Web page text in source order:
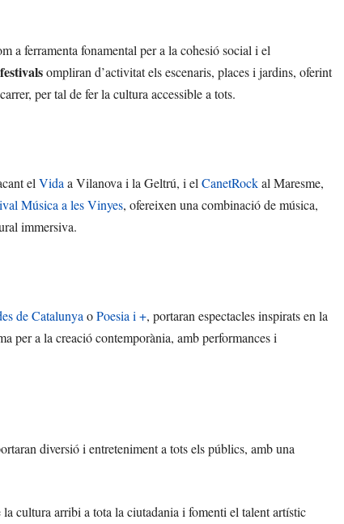
a ferramenta fonamental per a la cohesió social i el
festivalsompliran d’activitat els escenaris, places i jardins, oferint
per tal de fer la cultura accessible a tots.
elVidaa Vilanova i la Geltrú, i elCanetRockal Maresme,
Música a les Vinyes, ofereixen una combinació de música,
immersiva.
de CatalunyaoPoesia i +, portaran espectacles inspirats en la
per a la creació contemporània, amb performances i
diversió i entreteniment a tots els públics, amb una
cultura arribi a tota la ciutadania i fomenti el talent artístic